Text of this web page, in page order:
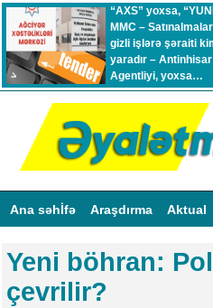
“AXS” yoxsa,
MMC –
gizli işlərə şəraiti
yaradır – Antinhisar
Agentliyi, yoxsa…
Ana səhİfə Araşdırma Aktual
Yeni böhran:
çevrilir?